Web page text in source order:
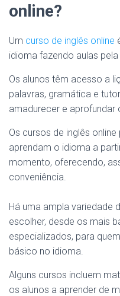
online?
Um curso de inglês online
idioma fazendo aulas pela
Os alunos têm acesso a
palavras, gramática e
amadurecer e aprofundar
Os cursos de inglês
aprendam o idioma a
momento, oferecendo,
conveniência.
Há uma ampla variedade
escolher, desde os mais
especializados, para
básico no idioma.
Alguns cursos incluem
os alunos a aprender de